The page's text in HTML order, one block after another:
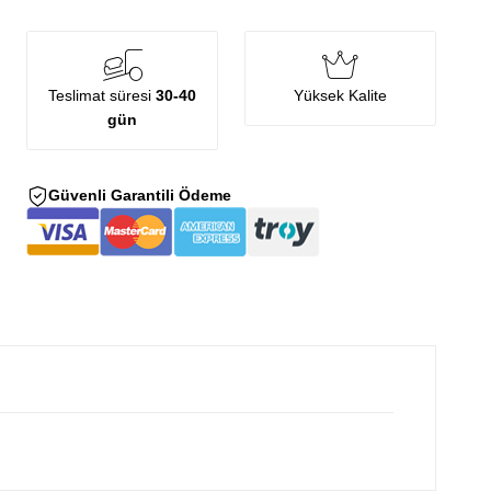
Teslimat süresi30-40
gün
Yüksek Kalite
Güvenli Garantili Ödeme